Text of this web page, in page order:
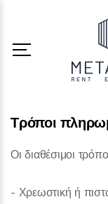
Τρόποι
Οι διαθέσιμοι
- Χρεωστική ή